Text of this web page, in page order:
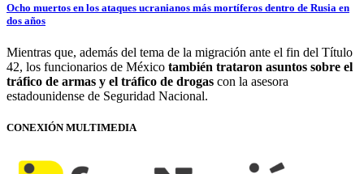
Ocho muertos en los ataques ucranianos más mortíferos dentro de Rusia en
dos años
Mientras que, además del tema de la migración ante el fin del Título
42, los funcionarios de México también trataron asuntos sobre el
tráfico de armas y el tráfico de drogas con la asesora
estadounidense de Seguridad Nacional.
CONEXIÓN MULTIMEDIA